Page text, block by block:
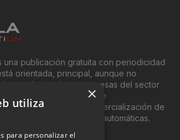
una publicación gratuita con periodicidad
orientada, principal, aunque no
los profesionales y empresas del sector
con el que se conoce
profesionales a la comercialización de
a través de máquinas automáticas.
×
utiliza
para personalizar el